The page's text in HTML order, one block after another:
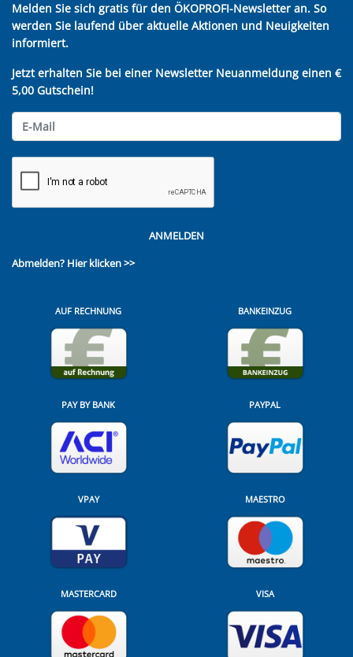
Melden Sie sich gratis für den ÖKOPROFI-Newsletter an. So
werden Sie laufend über aktuelle Aktionen und Neuigkeiten
informiert.
Jetzt erhalten Sie bei einer Newsletter Neuanmeldung einen €
5,00 Gutschein!
ANMELDEN
Abmelden? Hier klicken >>
AUF RECHNUNG BANKEINZUG
PAY BY BANK PAYPAL
VPAY MAESTRO
MASTERCARD VISA